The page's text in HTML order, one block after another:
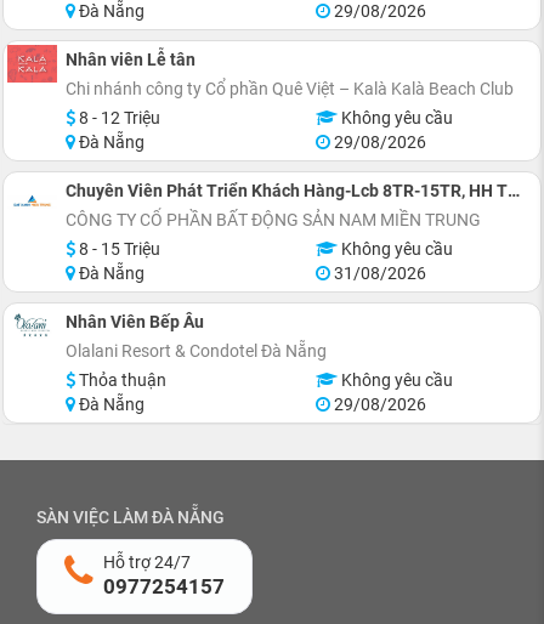
Đà Nẵng
29/08/2026
Nhân viên Lễ tân
Chi nhánh công ty Cổ phần Quê Việt – Kalà Kalà Beach Club
8 - 12 Triệu
Không yêu cầu
Đà Nẵng
29/08/2026
Chuyên Viên Phát Triển Khách Hàng-Lcb 8TR-15TR, HH Tới 3%
CÔNG TY CỔ PHẦN BẤT ĐỘNG SẢN NAM MIỀN TRUNG
8 - 15 Triệu
Không yêu cầu
Đà Nẵng
31/08/2026
Nhân Viên Bếp Âu
Olalani Resort & Condotel Đà Nẵng
Thỏa thuận
Không yêu cầu
Đà Nẵng
29/08/2026
SÀN VIỆC LÀM ĐÀ NẴNG
Hỗ trợ 24/7
0977254157